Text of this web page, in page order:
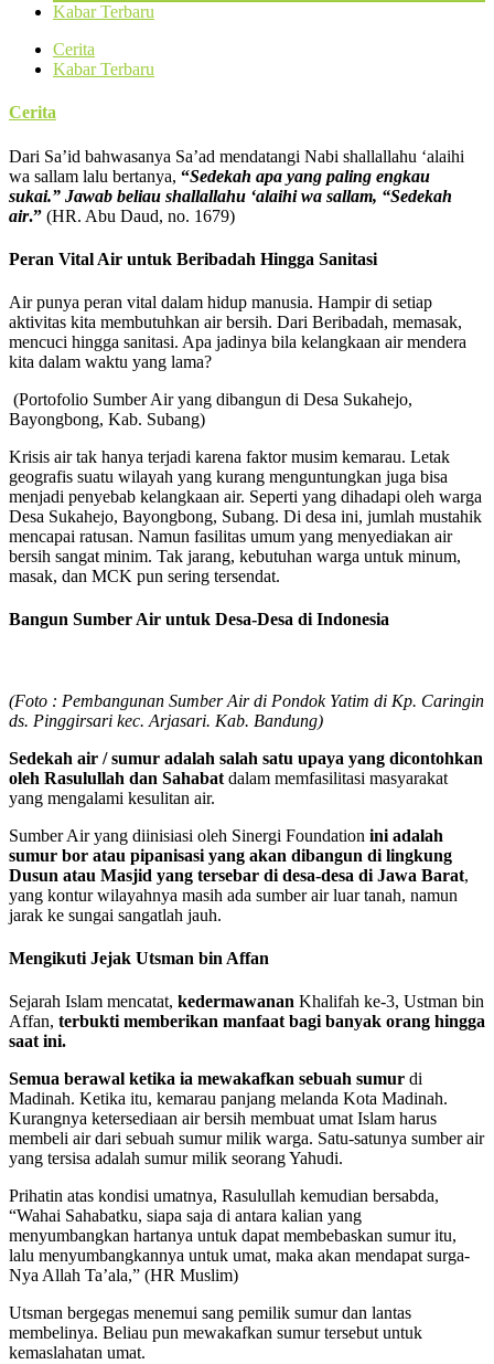
Kabar Terbaru
Cerita
Kabar Terbaru
Cerita
Dari Sa’id bahwasanya Sa’ad mendatangi Nabi shallallahu ‘alaihi
wa sallam lalu bertanya, “Sedekah apa yang paling engkau
sukai.” Jawab beliau shallallahu ‘alaihi wa sallam, “Sedekah
air.” (HR. Abu Daud, no. 1679)
Peran Vital Air untuk Beribadah Hingga Sanitasi
Air punya peran vital dalam hidup manusia. Hampir di setiap
aktivitas kita membutuhkan air bersih. Dari Beribadah, memasak,
mencuci hingga sanitasi. Apa jadinya bila kelangkaan air mendera
kita dalam waktu yang lama?
(Portofolio Sumber Air yang dibangun di Desa Sukahejo,
Bayongbong, Kab. Subang)
Krisis air tak hanya terjadi karena faktor musim kemarau. Letak
geografis suatu wilayah yang kurang menguntungkan juga bisa
menjadi penyebab kelangkaan air. Seperti yang dihadapi oleh warga
Desa Sukahejo, Bayongbong, Subang. Di desa ini, jumlah mustahik
mencapai ratusan. Namun fasilitas umum yang menyediakan air
bersih sangat minim. Tak jarang, kebutuhan warga untuk minum,
masak, dan MCK pun sering tersendat.
Bangun Sumber Air untuk Desa-Desa di Indonesia
(Foto : Pembangunan Sumber Air di Pondok Yatim di Kp. Caringin
ds. Pinggirsari kec. Arjasari. Kab. Bandung)
Sedekah air / sumur adalah salah satu upaya yang dicontohkan
oleh Rasulullah dan Sahabat dalam memfasilitasi masyarakat
yang mengalami kesulitan air.
Sumber Air yang diinisiasi oleh Sinergi Foundation ini adalah
sumur bor atau pipanisasi yang akan dibangun di lingkung
Dusun atau Masjid yang tersebar di desa-desa di Jawa Barat,
yang kontur wilayahnya masih ada sumber air luar tanah, namun
jarak ke sungai sangatlah jauh.
Mengikuti Jejak Utsman bin Affan
Sejarah Islam mencatat, kedermawanan Khalifah ke-3, Ustman bin
Affan, terbukti memberikan manfaat bagi banyak orang hingga
saat ini.
Semua berawal ketika ia mewakafkan sebuah sumur di
Madinah. Ketika itu, kemarau panjang melanda Kota Madinah.
Kurangnya ketersediaan air bersih membuat umat Islam harus
membeli air dari sebuah sumur milik warga. Satu-satunya sumber air
yang tersisa adalah sumur milik seorang Yahudi.
Prihatin atas kondisi umatnya, Rasulullah kemudian bersabda,
“Wahai Sahabatku, siapa saja di antara kalian yang
menyumbangkan hartanya untuk dapat membebaskan sumur itu,
lalu menyumbangkannya untuk umat, maka akan mendapat surga-
Nya Allah Ta’ala,” (HR Muslim)
Utsman bergegas menemui sang pemilik sumur dan lantas
membelinya. Beliau pun mewakafkan sumur tersebut untuk
kemaslahatan umat.